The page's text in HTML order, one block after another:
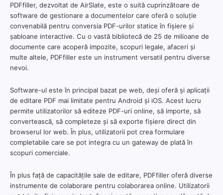
PDFfiller, dezvoltat de AirSlate, este o suită cuprinzătoare de
software de gestionare a documentelor care oferă o soluție
convenabilă pentru conversia PDF-urilor statice în fișiere și
șabloane interactive. Cu o vastă bibliotecă de 25 de milioane de
documente care acoperă impozite, scopuri legale, afaceri și
multe altele, PDFfiller este un instrument versatil pentru diverse
nevoi.
Software-ul este în principal bazat pe web, deși oferă și aplicații
de editare PDF mai limitate pentru Android și iOS. Acest lucru
permite utilizatorilor să editeze PDF-uri online, să importe, să
convertească, să completeze și să exporte fișiere direct din
browserul lor web. În plus, utilizatorii pot crea formulare
completabile care se pot integra cu un gateway de plată în
scopuri comerciale.
În plus față de capacitățile sale de editare, PDFfiller oferă diverse
instrumente de colaborare pentru colaborarea online. Utilizatorii